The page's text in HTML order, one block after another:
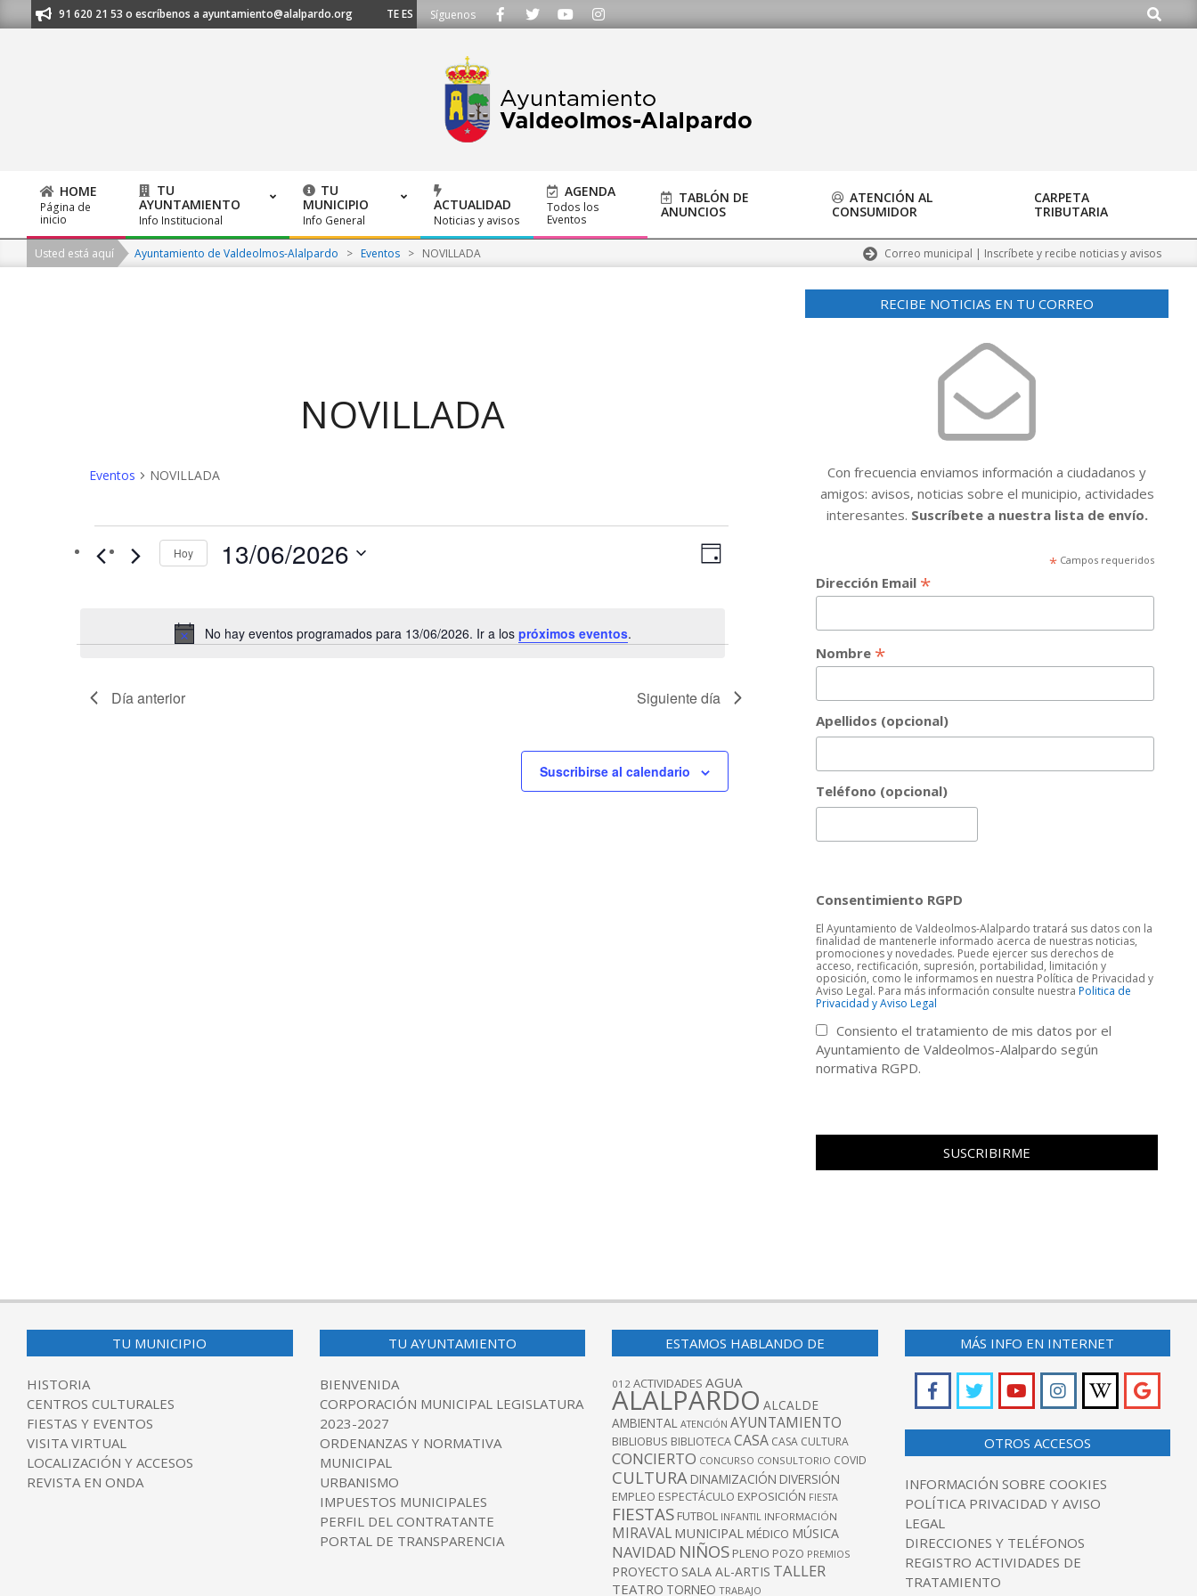
to
al 91 620 21 53 o escríbenos a ayuntamiento@alalpardo.org TE ESCUCHAMOS - Llámanos al 91 620 21 53 o escríbenos a ayuntamiento@alalpardo.org
Síguenos Buscar
Primary
Navigation
Menu
HOME
Página de
inicio
TU
AYUNTAMIENTO
Info Institucional
TU
MUNICIPIO
Info General
ACTUALIDAD
Noticias y avisos
AGENDA
Todos los
Eventos
TABLÓN DE
ANUNCIOS
ATENCIÓN AL
CONSUMIDOR
CARPETA
TRIBUTARIA
Usted está aquí Ayuntamiento de Valdeolmos-Alalpardo > Eventos > NOVILLADA Correo municipal | Inscríbete y recibe noticias y avisos
NOVILLADA
Eventos NOVILLADA
Eventos
en
Aviso
No hay eventos programados para 13/06/2026. Ir a los próximos eventos.
N
e
a
i
ó
N
a
g
i
n
Día
Hoy 13/06/2026
Día anterior Siguiente día
Suscribirse al calendario
RECIBE NOTICIAS EN TU CORREO
Con frecuencia enviamos información a ciudadanos y
amigos: avisos, noticias sobre el municipio, actividades
interesantes. Suscríbete a nuestra lista de envío.
* Campos requeridos
Dirección Email *
Nombre *
Apellidos (opcional)
Teléfono (opcional)
Consentimiento RGPD
El Ayuntamiento de Valdeolmos-Alalpardo tratará sus datos con la
finalidad de mantenerle informado acerca de nuestras noticias,
promociones y novedades. Puede ejercer sus derechos de
acceso, rectificación, supresión, portabilidad, limitación y
oposición, como le informamos en nuestra Política de Privacidad y
Aviso Legal. Para más información consulte nuestraPolitica de
Privacidad y Aviso Legal
Consiento el tratamiento de mis datos por el
Ayuntamiento de Valdeolmos-Alalpardo según
normativa RGPD.
TU MUNICIPIO
HISTORIA
CENTROS CULTURALES
FIESTAS Y EVENTOS
VISITA VIRTUAL
LOCALIZACIÓN Y ACCESOS
REVISTA EN ONDA
TU AYUNTAMIENTO
BIENVENIDA
CORPORACIÓN MUNICIPAL LEGISLATURA
2023-2027
ORDENANZAS Y NORMATIVA
MUNICIPAL
URBANISMO
IMPUESTOS MUNICIPALES
PERFIL DEL CONTRATANTE
PORTAL DE TRANSPARENCIA
ESTAMOS HABLANDO DE
012 ACTIVIDADES AGUA
ALALPARDO ALCALDE
AMBIENTAL ATENCIÓN AYUNTAMIENTO
BIBLIOBUS BIBLIOTECACASA CASA CULTURA
CONCIERTO CONCURSO CONSULTORIO COVID
CULTURA DINAMIZACIÓN DIVERSIÓN
EMPLEO ESPECTÁCULO EXPOSICIÓN FIESTA
FIESTAS FUTBOL INFANTIL INFORMACIÓN
MIRAVAL MUNICIPAL MÉDICO MÚSICA
NAVIDAD NIÑOS PLENO POZO PREMIOS
PROYECTO SALA AL-ARTIS TALLER
TEATRO TORNEO TRABAJO
MÁS INFO EN INTERNET
OTROS ACCESOS
INFORMACIÓN SOBRE COOKIES
POLÍTICA PRIVACIDAD Y AVISO
LEGAL
DIRECCIONES Y TELÉFONOS
REGISTRO ACTIVIDADES DE
TRATAMIENTO